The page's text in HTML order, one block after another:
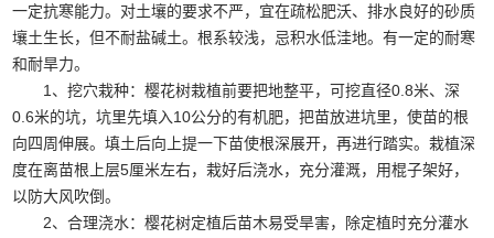
一定抗寒能力。对土壤的要求不严，宜在疏松肥沃、排水良好的砂质
壤土生长，但不耐盐碱土。根系较浅，忌积水低洼地。有一定的耐寒
和耐旱力。
1、挖穴栽种：樱花树栽植前要把地整平，可挖直径0.8米、深
0.6米的坑，坑里先填入10公分的有机肥，把苗放进坑里，使苗的根
向四周伸展。填土后向上提一下苗使根深展开，再进行踏实。栽植深
度在离苗根上层5厘米左右，栽好后浇水，充分灌溉，用棍子架好，
以防大风吹倒。
2、合理浇水：樱花树定植后苗木易受旱害，除定植时充分灌水